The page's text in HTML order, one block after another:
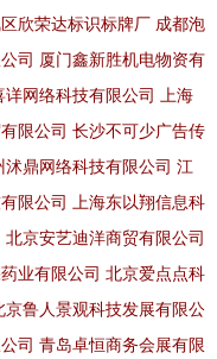
欣荣达标识标牌厂 成都泡
司 厦门鑫新胜机电物资有
详网络科技有限公司
上海
限公司 长沙不可少广告传
沭鼎网络科技有限公司 江
限公司
上海东以翔信息科
北京安艺迪洋商贸有限公司
药业有限公司 北京爱点点科
京鲁人景观科技发展有限公
司 青岛卓恒商务会展有限